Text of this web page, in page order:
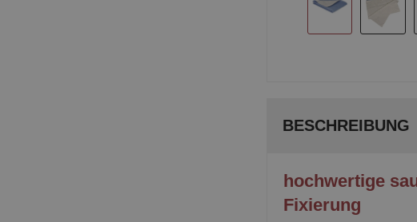
BESCHREIBUNG
hochwertige
Fixierung